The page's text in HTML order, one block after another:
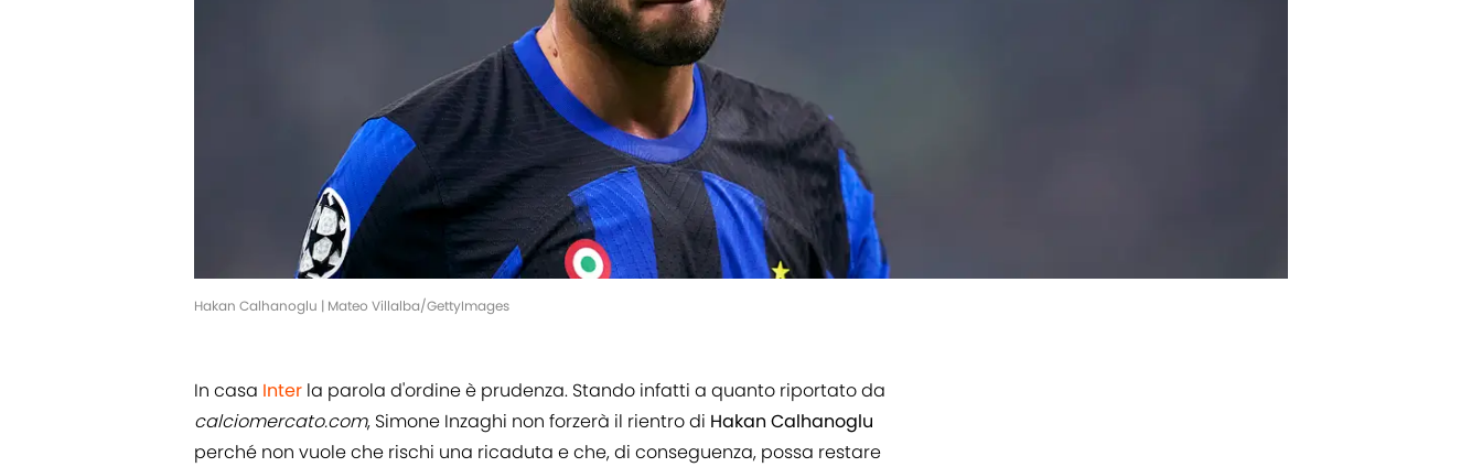
Hakan Calhanoglu | Mateo Villalba/GettyImages
In casa Inter la parola d'ordine è prudenza. Stando infatti a quanto riportato da
calciomercato.com, Simone Inzaghi non forzerà il rientro di Hakan Calhanoglu
perché non vuole che rischi una ricaduta e che, di conseguenza, possa restare